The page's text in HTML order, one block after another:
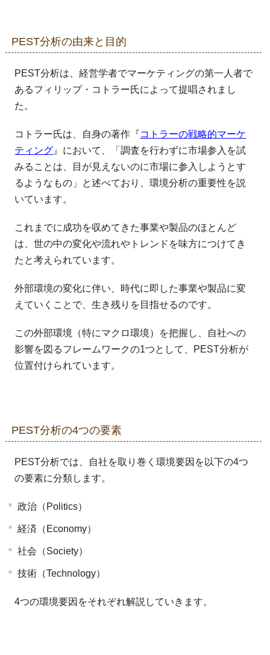
PEST分析の由来と目的
PEST分析は、経営学者でマーケティングの第一人者で
あるフィリップ・コトラー氏によって提唱されまし
た。
コトラー氏は、自身の著作『 コトラーの戦略的マーケ
ティング』において、「調査を行わずに市場参入を試
みることは、目が見えないのに市場に参入しようとす
るようなもの」と述べており、環境分析の重要性を説
いています。
これまでに成功を収めてきた事業や製品のほとんど
は、世の中の変化や流れやトレンドを味方につけてき
たと考えられています。
外部環境の変化に伴い、時代に即した事業や製品に変
えていくことで、生き残りを目指せるのです。
この外部環境（特にマクロ環境）を把握し、自社への
影響を図るフレームワークの1つとして、PEST分析が
位置付けられています。
PEST分析の4つの要素
PEST分析では、自社を取り巻く環境要因を以下の4つ
の要素に分類します。
政治（Politics）
経済（Economy）
社会（Society）
技術（Technology）
4つの環境要因をそれぞれ解説していきます。